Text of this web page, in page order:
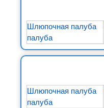
Шлюпочная палуба
палуба
Шлюпочная палуба
палуба